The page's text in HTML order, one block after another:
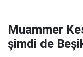
Muammer
şimdi de